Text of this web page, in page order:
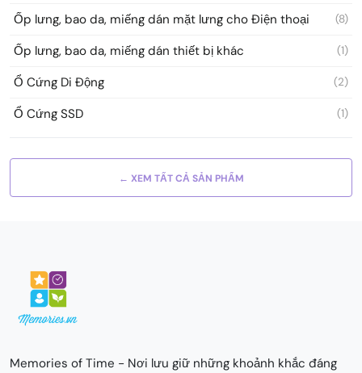
Ốp lưng, bao da, miếng dán mặt lưng cho Điện thoại (8)
Ốp lưng, bao da, miếng dán thiết bị khác (1)
Ổ Cứng Di Động (2)
Ổ Cứng SSD (1)
← XEM TẤT CẢ SẢN PHẨM
Memories of Time - Nơi lưu giữ những khoảnh khắc đáng